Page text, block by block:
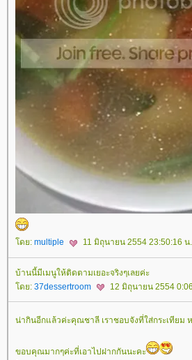
ดย: multiple 11 มิถุนายน 2554 23:50:16 น.
บ้านนี้มีเมนูให้ติดตามเยอะจริงๆเลยค่ะ
ดย: 37dessertroom 12 มิถุนายน 2554
น่ากินอีกแล้วค่ะคุณชาลี เราชอบจังที่ใส่กระเทียม
ขอบคุณมากๆค่ะที่เอาไปฝากกันนะคะ